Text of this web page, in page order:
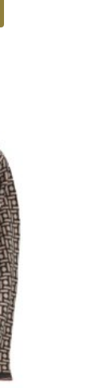
Las
opciones
se
pueden
elegir
en
la
página
de
producto